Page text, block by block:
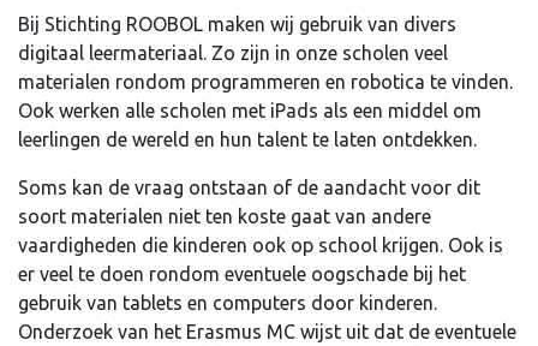
Bij Stichting ROOBOL maken wij gebruik van divers
digitaal leermateriaal. Zo zijn in onze scholen veel
materialen rondom programmeren en robotica te vinden.
Ook werken alle scholen met iPads als een middel om
leerlingen de wereld en hun talent te laten ontdekken.
Soms kan de vraag ontstaan of de aandacht voor dit
soort materialen niet ten koste gaat van andere
vaardigheden die kinderen ook op school krijgen. Ook is
er veel te doen rondom eventuele oogschade bij het
gebruik van tablets en computers door kinderen.
Onderzoek van het Erasmus MC wijst uit dat de eventuele